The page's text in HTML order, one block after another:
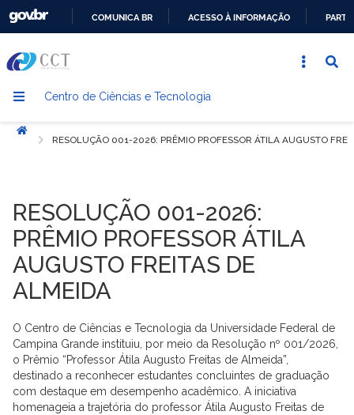
CONTEÚDO
COMUNICA BR ACESSO À INFORMAÇÃO
Centro de Ciências e Tecnologia
Início
RESOLUÇÃO 001-2026: PRÊMIO PROFESSOR ÁTILA AUGUSTO
RESOLUÇÃO 001-2026:
PRÊMIO PROFESSOR ÁTILA
AUGUSTO FREITAS DE
ALMEIDA
O Centro de Ciências e Tecnologia da Universidade Federal de
Campina Grande instituiu, por meio da Resolução nº 001/2026,
o Prêmio “Professor Átila Augusto Freitas de Almeida”,
destinado a reconhecer estudantes concluintes de graduação
com destaque em desempenho acadêmico. A iniciativa
homenageia a trajetória do professor Átila Augusto Freitas de